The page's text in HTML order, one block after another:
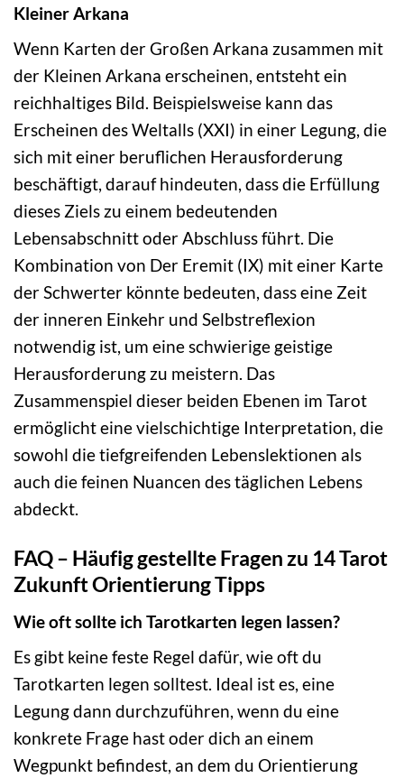
Kleiner Arkana
Wenn Karten der Großen Arkana zusammen mit
der Kleinen Arkana erscheinen, entsteht ein
reichhaltiges Bild. Beispielsweise kann das
Erscheinen des Weltalls (XXI) in einer Legung, die
sich mit einer beruflichen Herausforderung
beschäftigt, darauf hindeuten, dass die Erfüllung
dieses Ziels zu einem bedeutenden
Lebensabschnitt oder Abschluss führt. Die
Kombination von Der Eremit (IX) mit einer Karte
der Schwerter könnte bedeuten, dass eine Zeit
der inneren Einkehr und Selbstreflexion
notwendig ist, um eine schwierige geistige
Herausforderung zu meistern. Das
Zusammenspiel dieser beiden Ebenen im Tarot
ermöglicht eine vielschichtige Interpretation, die
sowohl die tiefgreifenden Lebenslektionen als
auch die feinen Nuancen des täglichen Lebens
abdeckt.
FAQ – Häufig gestellte Fragen zu 14 Tarot
Zukunft Orientierung Tipps
Wie oft sollte ich Tarotkarten legen lassen?
Es gibt keine feste Regel dafür, wie oft du
Tarotkarten legen solltest. Ideal ist es, eine
Legung dann durchzuführen, wenn du eine
konkrete Frage hast oder dich an einem
Wegpunkt befindest, an dem du Orientierung